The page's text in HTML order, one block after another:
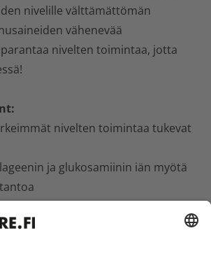
nivelille välttämättömän
vähenevää
nivelten toimintaa, jotta
:
nivelten toimintaa tukevat
ja glukosamiinin iän myötä